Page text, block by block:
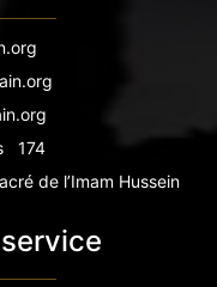
174
de l’Imam Hussein